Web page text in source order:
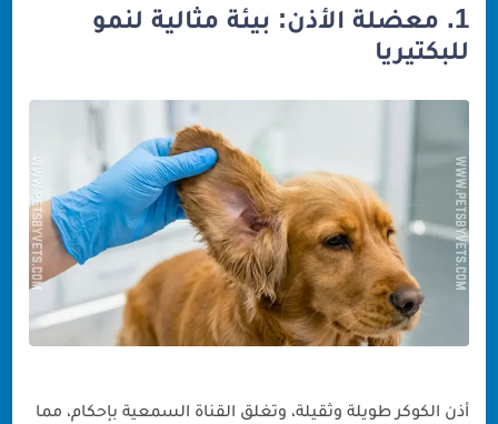
1. معضلة الأذن: بيئة مثالية لنمو
للبكتيريا
أذن الكوكر طويلة وثقيلة، وتغلق القناة السمعية بإحكام، مما